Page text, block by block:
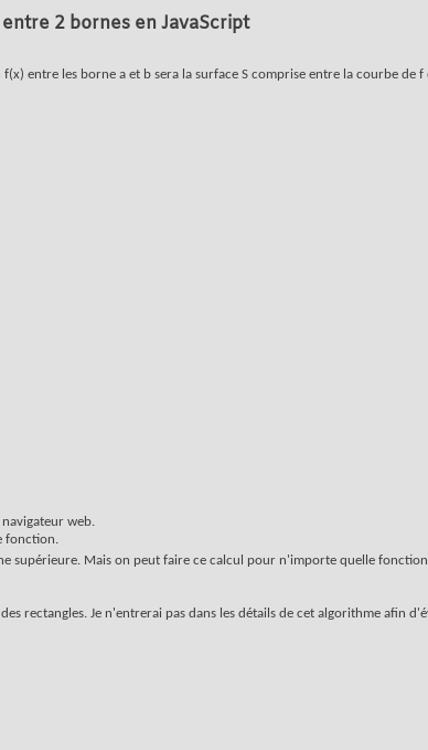
2 bornes en JavaScript
entre les borne a et b sera la surface S comprise entre la courbe de f
web.
fonction.
supérieure. Mais on peut faire ce calcul pour n'importe quelle
rectangles. Je n'entrerai pas dans les détails de cet algorithme afin